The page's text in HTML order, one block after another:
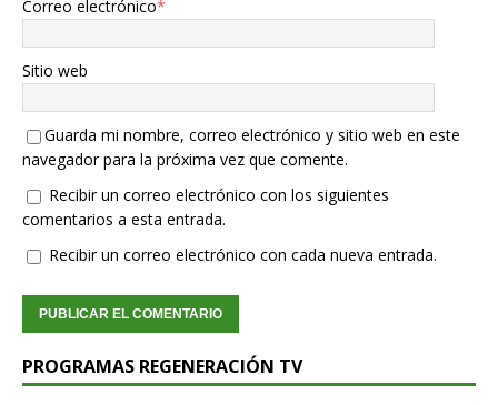
Correo electrónico*
Sitio web
Guarda mi nombre, correo electrónico y sitio web en este
navegador para la próxima vez que comente.
Recibir un correo electrónico con los siguientes
comentarios a esta entrada.
Recibir un correo electrónico con cada nueva entrada.
PROGRAMAS REGENERACIÓN TV